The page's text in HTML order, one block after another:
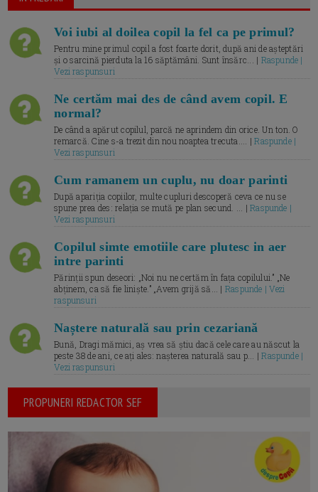
Voi iubi al doilea copil la fel ca pe primul?
Pentru mine primul copil a fost foarte dorit, după ani de așteptări
și o sarcină pierduta la 16 săptămâni. Sunt însărc... | Raspunde |
Vezi raspunsuri
Ne certăm mai des de când avem copil. E
normal?
De când a apărut copilul, parcă ne aprindem din orice. Un ton. O
remarcă. Cine s-a trezit din nou noaptea trecuta.... |Raspunde |
Vezi raspunsuri
Cum ramanem un cuplu, nu doar parinti
După apariția copiilor, multe cupluri descoperă ceva ce nu se
spune prea des: relația se mută pe plan secund. ... |Raspunde |
Vezi raspunsuri
Copilul simte emotiile care plutesc in aer
intre parinti
Părinții spun deseori: „Noi nu ne certăm în fața copilului.” „Ne
abținem, ca să fie liniște.” „Avem grijă să... | Raspunde | Vezi
raspunsuri
Naștere naturală sau prin cezariană
Bună, Dragi mămici, aș vrea să știu dacă cele care au născut la
peste 38 de ani, ce ați ales: nașterea naturală sau p... |Raspunde |
Vezi raspunsuri
PROPUNERI REDACTOR SEF